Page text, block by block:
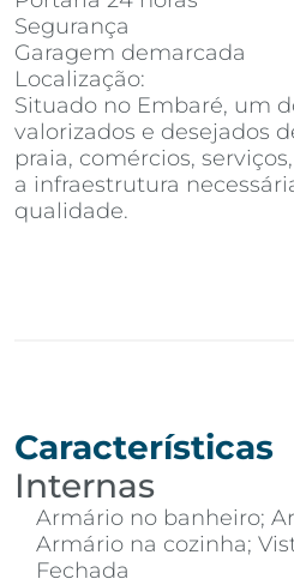
Segurança
Garagem demarcada
Localização:
Situado no Embaré, um
valorizados e desejados
praia, comércios,
a infraestrutura
qualidade.
Características
Internas
Armário no banheiro;
Armário na cozinha;
Fechada